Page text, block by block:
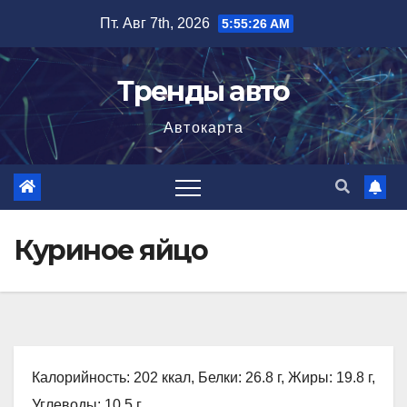
содержимому
Пт. Авг 7th, 2026 5:55:27 AM
Тренды авто
Автокарта
Куриное яйцо
Калорийность: 202 ккал, Белки: 26.8 г, Жиры: 19.8 г,